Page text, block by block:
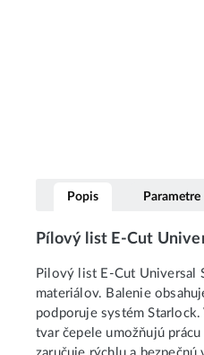
Popis Parametre
Pílový list E-Cut
Pilový list E-Cut Universal
materiálov. Balenie
podporuje systém
tvar čepele umožňujú